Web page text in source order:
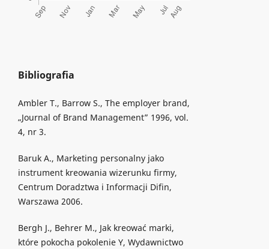
Bibliografia
Ambler T., Barrow S., The employer brand,
„Journal of Brand Management” 1996, vol.
4, nr 3.
Baruk A., Marketing personalny jako
instrument kreowania wizerunku firmy,
Centrum Doradztwa i Informacji Difin,
Warszawa 2006.
Bergh J., Behrer M., Jak kreować marki,
które pokocha pokolenie Y, Wydawnictwo